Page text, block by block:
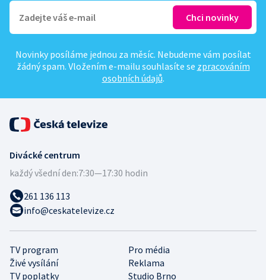
Novinky posíláme jednou za měsíc. Nebudeme vám posílat
žádný spam. Vložením e-mailu souhlasíte se zpracováním
osobních údajů.